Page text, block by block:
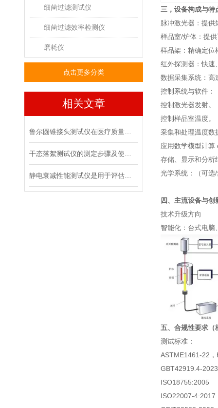
细菌过滤测试仪
细菌过滤效率检测仪
磨耗仪
点击更多分类
相关文章
三，设备构成与特
脉冲激光器：‌提
样品室/炉体：‌提
样品架：‌精确定位
红外探测器：‌快速
数据采集系统：‌高
‌控制系统与软件：‌
控制激光器发射。
控制样品室温度。
采集和处理温度数
应用数学模型计算
存储、显示和分析
光学系统：‌（可选
四、主流设备与创
‌技术升级方向‌
智能化‌：台式电脑
五、合规性要求（
测试标准：
‌ASTME1461-22
GBT42919.4-2023
‌ISO18755:2005
‌ISO22007-4:2017